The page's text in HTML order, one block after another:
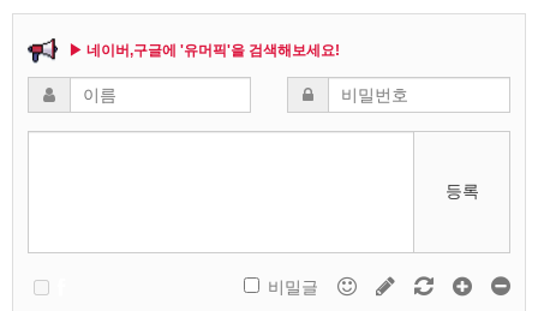
▶ 네이버,구글에 '유머픽'을 검색해보세요!
등록
비밀글